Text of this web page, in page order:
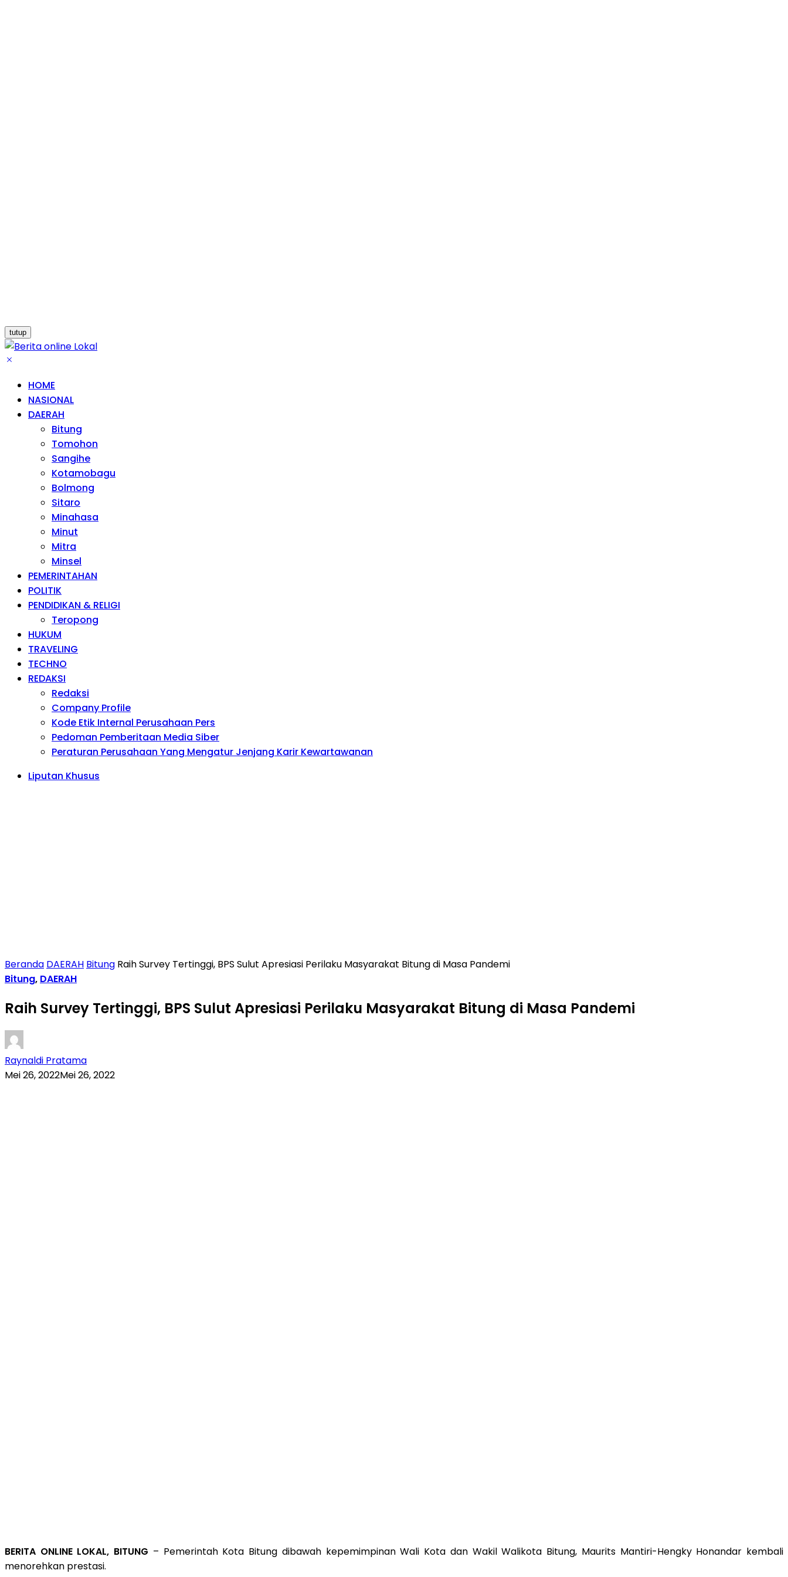
tutup
HOME
NASIONAL
DAERAH
Bitung
Tomohon
Sangihe
Kotamobagu
Bolmong
Sitaro
Minahasa
Minut
Mitra
Minsel
PEMERINTAHAN
POLITIK
PENDIDIKAN & RELIGI
Teropong
HUKUM
TRAVELING
TECHNO
REDAKSI
Redaksi
Company Profile
Kode Etik Internal Perusahaan Pers
Pedoman Pemberitaan Media Siber
Peraturan Perusahaan Yang Mengatur Jenjang Karir Kewartawanan
Liputan Khusus
Beranda DAERAH Bitung Raih Survey Tertinggi, BPS Sulut Apresiasi Perilaku Masyarakat Bitung di Masa Pandemi
Bitung, DAERAH
Raih Survey Tertinggi, BPS Sulut Apresiasi Perilaku Masyarakat Bitung di Masa Pandemi
Raynaldi Pratama
Mei 26, 2022Mei 26, 2022
BERITA ONLINE LOKAL, BITUNG – Pemerintah Kota Bitung dibawah kepemimpinan Wali Kota dan Wakil Walikota Bitung, Maurits Mantiri-Hengky Honandar kembali
menorehkan prestasi.